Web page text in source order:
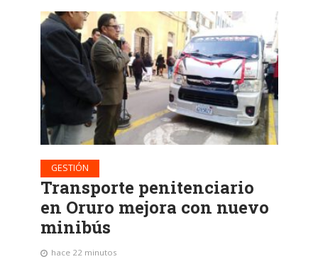
GESTIÓN
Transporte penitenciario
en Oruro mejora con nuevo
minibús
hace 22 minutos